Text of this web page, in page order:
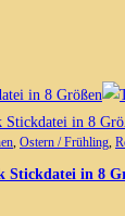
Ostern / Frühling
Stickdatei in 8